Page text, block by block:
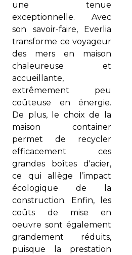
une tenue
exceptionnelle. Avec
son savoir-faire, Everlia
transforme ce voyageur
des mers en maison
chaleureuse et
accueillante,
extrêmement peu
coûteuse en énergie.
De plus, le choix de la
maison container
permet de recycler
efficacement ces
grandes boîtes d'acier,
ce qui allège
l’impact
écologique de la
construction. Enfin, les
coûts de mise en
oeuvre sont également
grandement réduits,
puisque la prestation